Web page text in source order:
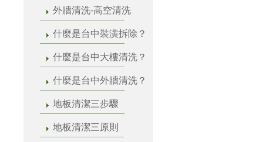
外牆清洗-高空清洗
什麼是台中裝潢拆除？
什麼是台中大樓清洗？
什麼是台中外牆清洗？
地板清潔三步驟
地板清潔三原則